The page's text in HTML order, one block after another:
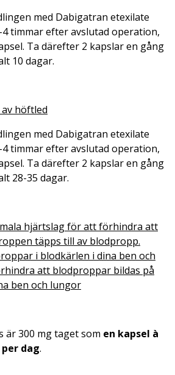
med Dabigatran etexilate
timmar efter avslutad operation,
Ta därefter 2 kapslar en gång
10 dagar.
höftled
med Dabigatran etexilate
timmar efter avslutad operation,
Ta därefter 2 kapslar en gång
28-35 dagar.
hjärtslag för att förhindra att
täpps till av blodpropp.
i blodkärlen i dina ben och
att blodproppar bildas på
ben och lungor
är 300 mg taget som en kapsel à
dag.